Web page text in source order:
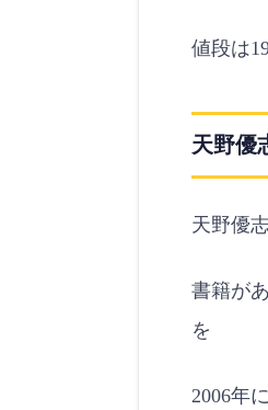
値段は
天野優
天野優
書籍が
を
2006年